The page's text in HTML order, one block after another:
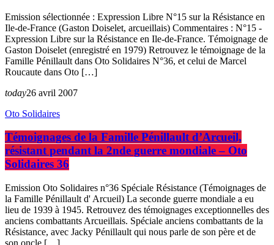
Emission sélectionnée : Expression Libre N°15 sur la Résistance en
Ile-de-France (Gaston Doiselet, arcueillais) Commentaires : N°15 -
Expression Libre sur la Résistance en Ile-de-France. Témoignage de
Gaston Doiselet (enregistré en 1979) Retrouvez le témoignage de la
Famille Pénillault dans Oto Solidaires N°36, et celui de Marcel
Roucaute dans Oto […]
today26 avril 2007
Oto Solidaires
Témoignages de la Famille Pénillault d’Arcueil,
résistant pendant la 2nde guerre mondiale – Oto
Solidaires 36
Emission Oto Solidaires n°36 Spéciale Résistance (Témoignages de
la Famille Pénillault d' Arcueil) La seconde guerre mondiale a eu
lieu de 1939 à 1945. Retrouvez des témoignages exceptionnelles des
anciens combattants Arcueillais. Spéciale anciens combattants de la
Résistance, avec Jacky Pénillault qui nous parle de son père et de
son oncle […]